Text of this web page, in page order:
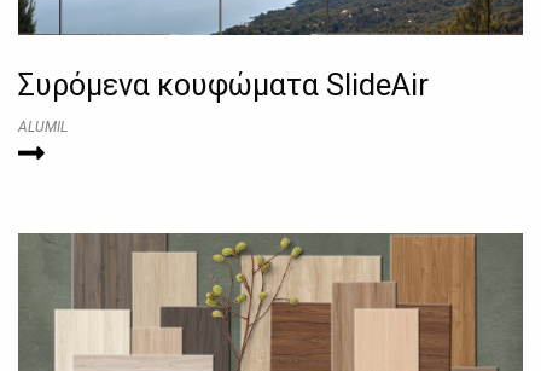
Συρόμενα κουφώματα SlideAir
ALUMIL